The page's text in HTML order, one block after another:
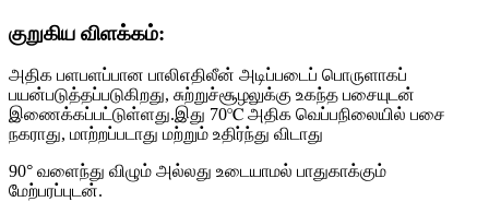
குறுகிய விளக்கம்:
அதிக பளபளப்பான பாலிஎதிலீன் அடிப்படைப் பொருளாகப்
பயன்படுத்தப்படுகிறது, சுற்றுச்சூழலுக்கு உகந்த பசையுடன்
இணைக்கப்பட்டுள்ளது.இது 70℃ அதிக வெப்பநிலையில் பசை
நகராது, மாற்றப்படாது மற்றும் உதிர்ந்து விடாது
90° வளைந்து விழும் அல்லது உடையாமல் பாதுகாக்கும்
மேற்பரப்புடன்.